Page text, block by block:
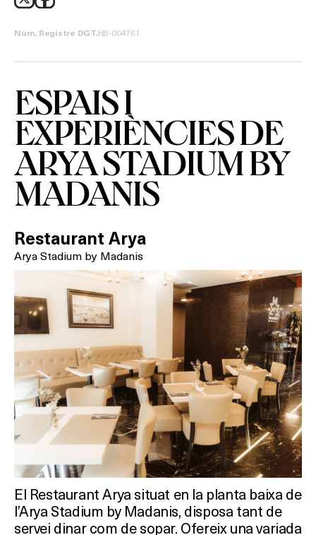
TERRASSES
BARS
SPAS
RESTAURANTS
SALES
Activitats
On?
Núm. Registre DGT.HB-004761
ESPAIS I
EXPERIÈNCIES DE
ARYA STADIUM BY
MADANIS
Restaurant Arya
Arya Stadium by Madanis
El Restaurant Arya situat en la planta baixa de
l’Arya Stadium by Madanis, disposa tant de
servei dinar com de sopar. Ofereix una variada